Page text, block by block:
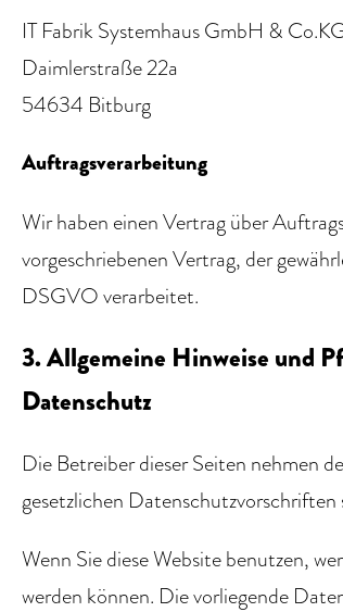
IT Fabrik Systemhaus GmbH &
Daimlerstraße 22a
54634 Bitburg
Auftragsverarbeitung
Wir haben einen Vertrag über
vorgeschriebenen Vertrag, der
DSGVO verarbeitet.
3. Allgemeine Hinweise und
Datenschutz
Die Betreiber dieser Seiten nehmen
gesetzlichen
Wenn Sie diese Website benutzen,
werden können. Die vorliegende